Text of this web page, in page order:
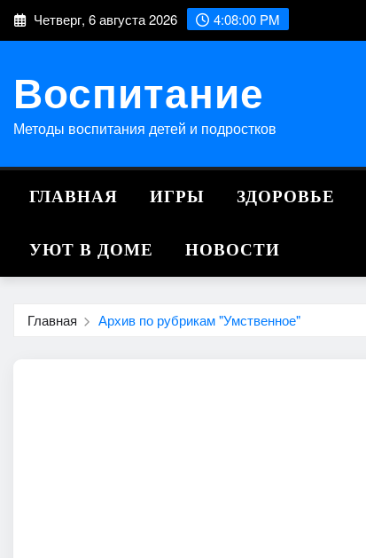
ПерейтиЧетверг, 6 августа 2026 4:08:01 PM
Воспитание
Методы воспитания детей и подростков
ГЛАВНАЯ ИГРЫ ЗДОРОВЬЕ
УЮТ В ДОМЕ НОВОСТИ
Главная Архив по рубрикам "Умственное"